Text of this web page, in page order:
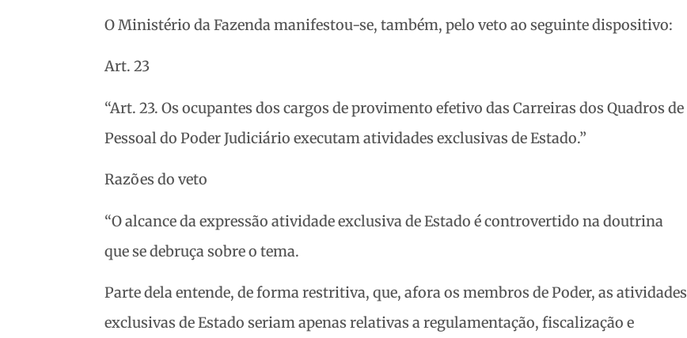
O Ministério da Fazenda manifestou-se, também, pelo veto ao seguinte dispositivo:
Art. 23
“Art. 23. Os ocupantes dos cargos de provimento efetivo das Carreiras dos Quadros de
Pessoal do Poder Judiciário executam atividades exclusivas de Estado.”
Razões do veto
“O alcance da expressão atividade exclusiva de Estado é controvertido na doutrina
que se debruça sobre o tema.
Parte dela entende, de forma restritiva, que, afora os membros de Poder, as atividades
exclusivas de Estado seriam apenas relativas a regulamentação, fiscalização e